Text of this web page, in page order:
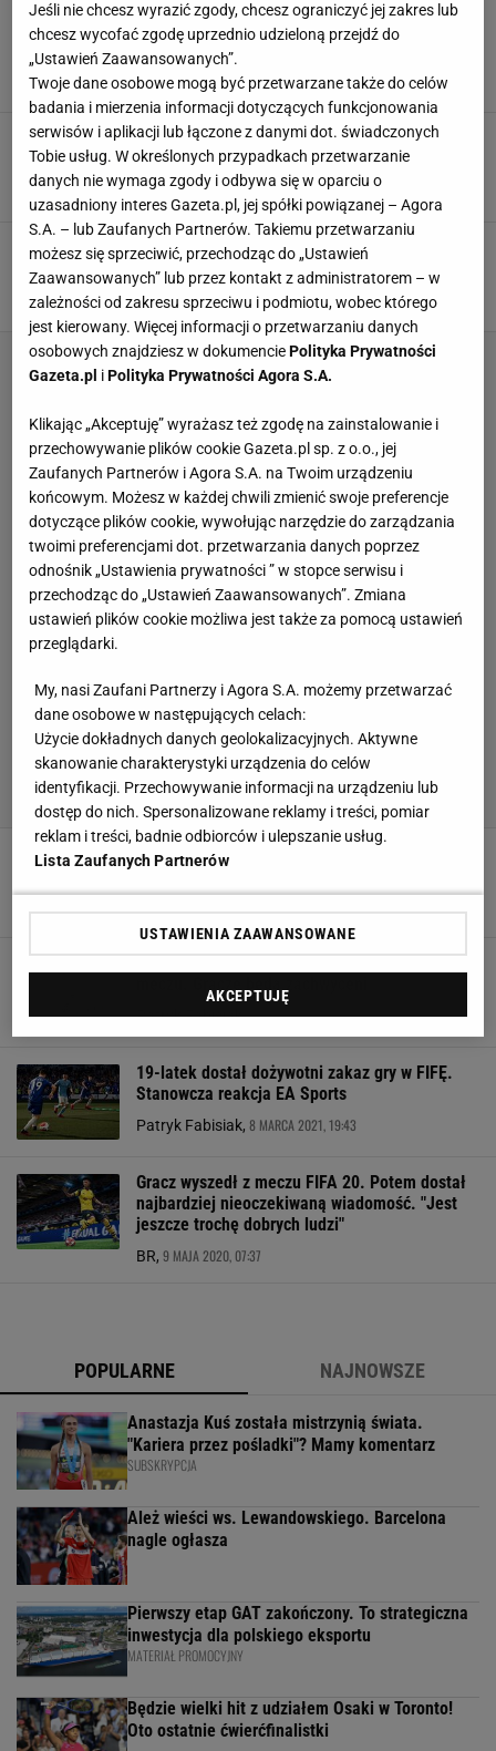
Nowe karty w FIFA 22. Lewandowski musi ją
dostać
mmt, 19 PAŹDZIERNIKA 2021, 15:12
FIFA 22 Edycja Ultimate. Czym się różni i ile
kosztuje?
Patryk Fabisiak,3 WRZEŚNIA 2021, 14:56
Jedyna polska legenda w FIFA 22! Ujawniono
statystyki. Znakomite
Aleksander Kurcoń,2 WRZEŚNIA 2021, 17:02
Jedno z ostatnich miejsc, gdzie Lewandowski
Arkadiusz Milik doceniony po spektakularnym
Patryk Fabisiak,20 MAJA 2021, 17:18
19-latek dostał dożywotni zakaz gry w FIFĘ.
Stanowcza reakcja EA Sports
Patryk Fabisiak, 8 MARCA 2021, 19:43
Gracz wyszedł z meczu FIFA 20. Potem dostał
najbardziej nieoczekiwaną wiadomość. "Jest
jeszcze trochę dobrych ludzi"
BR, 9 MAJA 2020, 07:37
POPULARNE NAJNOWSZE
Anastazja Kuś została mistrzynią świata.
"Kariera przez pośladki"? Mamy komentarz
SUBSKRYPCJA
Ależ wieści ws. Lewandowskiego. Barcelona
nagle ogłasza
Pierwszy etap GAT zakończony. To strategiczna
inwestycja dla polskiego eksportu
MATERIAŁ PROMOCYJNY
Będzie wielki hit z udziałem Osaki w Toronto!
Oto ostatnie ćwierćfinalistki
Jeśli nie chcesz wyrazić zgody, chcesz ograniczyć jej zakres lub
chcesz wycofać zgodę uprzednio udzieloną przejdź do
„Ustawień Zaawansowanych”.
Twoje dane osobowe mogą być przetwarzane także do celów
badania i mierzenia informacji dotyczących funkcjonowania
serwisów i aplikacji lub łączone z danymi dot. świadczonych
Tobie usług. W określonych przypadkach przetwarzanie
danych nie wymaga zgody i odbywa się w oparciu o
uzasadniony interes Gazeta.pl, jej spółki powiązanej – Agora
S.A. – lub Zaufanych Partnerów. Takiemu przetwarzaniu
możesz się sprzeciwić, przechodząc do „Ustawień
Zaawansowanych” lub przez kontakt z administratorem – w
zależności od zakresu sprzeciwu i podmiotu, wobec którego
jest kierowany. Więcej informacji o przetwarzaniu danych
osobowych znajdziesz w dokumenciePolityka Prywatności
Gazeta.pl iPolityka Prywatności Agora S.A.
Klikając „Akceptuję” wyrażasz też zgodę na zainstalowanie i
przechowywanie plików cookie Gazeta.pl sp. z o.o., jej
Zaufanych Partnerów i Agora S.A. na Twoim urządzeniu
końcowym. Możesz w każdej chwili zmienić swoje preferencje
dotyczące plików cookie, wywołując narzędzie do zarządzania
twoimi preferencjami dot. przetwarzania danych poprzez
odnośnik „Ustawienia prywatności ” w stopce serwisu i
przechodząc do „Ustawień Zaawansowanych”. Zmiana
ustawień plików cookie możliwa jest także za pomocą ustawień
przeglądarki.
My, nasi Zaufani Partnerzy i Agora S.A. możemy przetwarzać
dane osobowe w następujących celach:
Użycie dokładnych danych geolokalizacyjnych. Aktywne
skanowanie charakterystyki urządzenia do celów
identyfikacji. Przechowywanie informacji na urządzeniu lub
dostęp do nich. Spersonalizowane reklamy i treści, pomiar
reklam i treści, badnie odbiorców i ulepszanie usług.
Lista Zaufanych Partnerów
USTAWIENIA ZAAWANSOWANE
AKCEPTUJĘ